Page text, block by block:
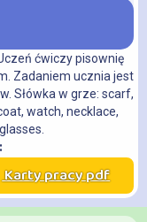
ćwiczy pisownię
Zadaniem ucznia jest
Słówka w grze: scarf,
watch, necklace,
Karty pracy pdf